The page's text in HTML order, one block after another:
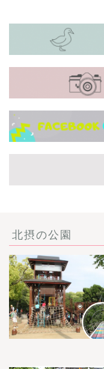
北摂の公園